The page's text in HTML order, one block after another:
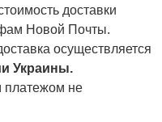
доставки
Новой Почты.
осуществляется
Украины.
платежом не